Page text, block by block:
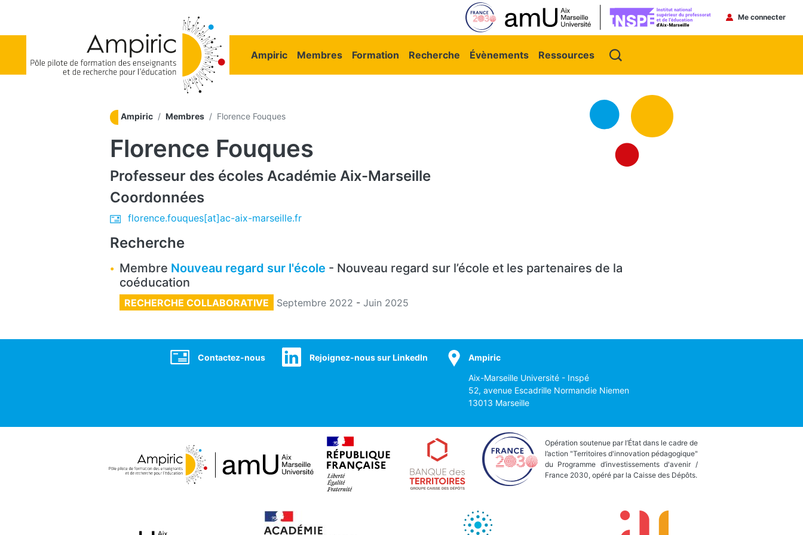
Menu
Me connecter
Navigation principale
Ampiric Membres Formation Recherche Évènements Ressources
Ampiric Membres Florence Fouques
Florence Fouques
Professeur des écoles Académie Aix-Marseille
Coordonnées
florence.fouques[at]ac-aix-marseille.fr
Recherche
Membre Nouveau regard sur l'école - Nouveau regard sur l’école et les partenaires de la
coéducation
RECHERCHE COLLABORATIVE Septembre 2022 - Juin 2025
SocialContactez-nous Rejoignez-nous sur LinkedIn Ampiric
Aix-Marseille Université - Inspé
52, avenue Escadrille Normandie Niemen
13013 Marseille
Opération soutenue par l’État dans le cadre de
l’action "Territoires d'innovation pédagogique"
du Programme d’investissements d'avenir /
France 2030, opéré par la Caisse des Dépôts.